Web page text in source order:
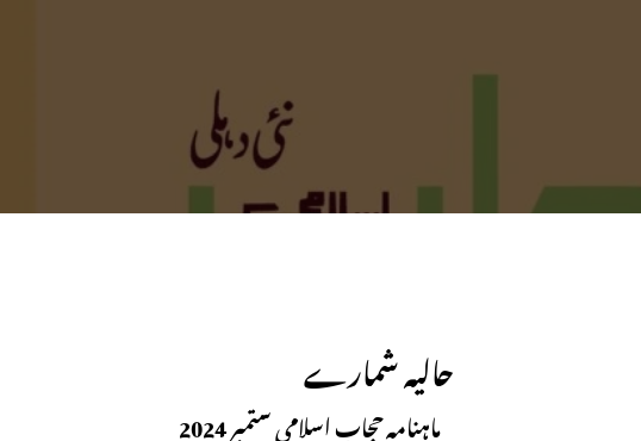
حالیہ شمارے
ماہنامہ حجاب اسلامی ستمبر 2024